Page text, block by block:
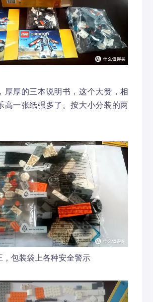
厚厚的三本说明书，这个大赞，相
高一张纸强多了。按大小分装的两
，包装袋上各种安全警示